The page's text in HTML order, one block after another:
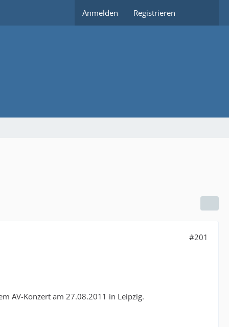
Anmelden Registrieren
#201
AV-Konzert am 27.08.2011 in Leipzig.